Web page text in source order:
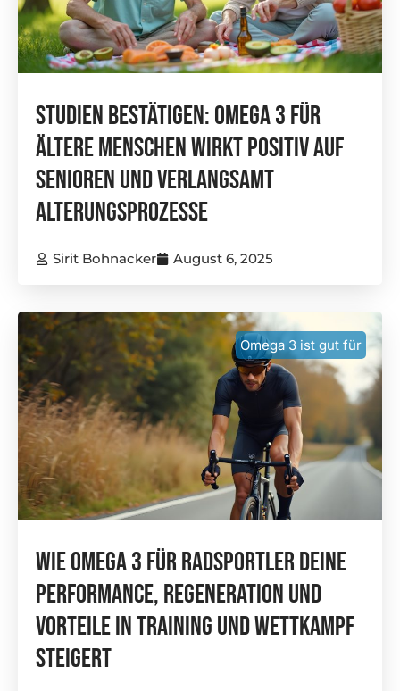
Studien Bestätigen: Omega 3 Für
Ältere Menschen Wirkt Positiv Auf
Senioren Und Verlangsamt
Alterungsprozesse
Sirit Bohnacker August 6, 2025
Omega 3 ist gut für
Wie Omega 3 Für Radsportler Deine
Performance, Regeneration Und
Vorteile In Training Und Wettkampf
Steigert